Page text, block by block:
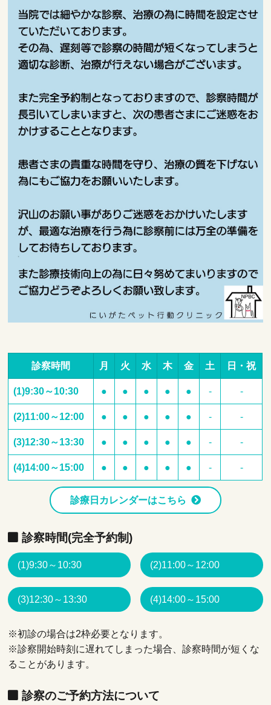
診察時間 月 火 水 木 金 土 日・祝
(1)9:30～10:30 ● ● ● ● ● - -
(2)11:00～12:00 ● ● ● ● ● - -
(3)12:30～13:30 ● ● ● ● ● - -
(4)14:00～15:00 ● ● ● ● ● - -
診療日カレンダーはこちら
診察時間(完全予約制)
(1)9:30～10:30 (2)11:00～12:00
(3)12:30～13:30 (4)14:00～15:00
※初診の場合は2枠必要となります。
※診察開始時刻に遅れてしまった場合、診察時間が短くな
ることがあります。
診察のご予約方法について